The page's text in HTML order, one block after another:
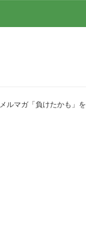
メルマガ「負けたかも」